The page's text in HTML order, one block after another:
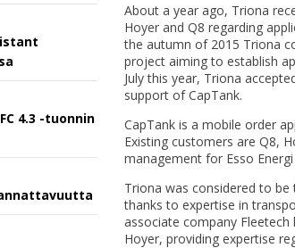
4.3 -tuonnin
About a year ago, Triona
Hoyer and Q8 regarding
the autumn of 2015 Triona
project aiming to establish
July this year, Triona
support of CapTank.
CapTank is a mobile order
Existing customers are Q8,
management for Esso
Triona was considered to
thanks to expertise in
associate company
Hoyer, providing expertise